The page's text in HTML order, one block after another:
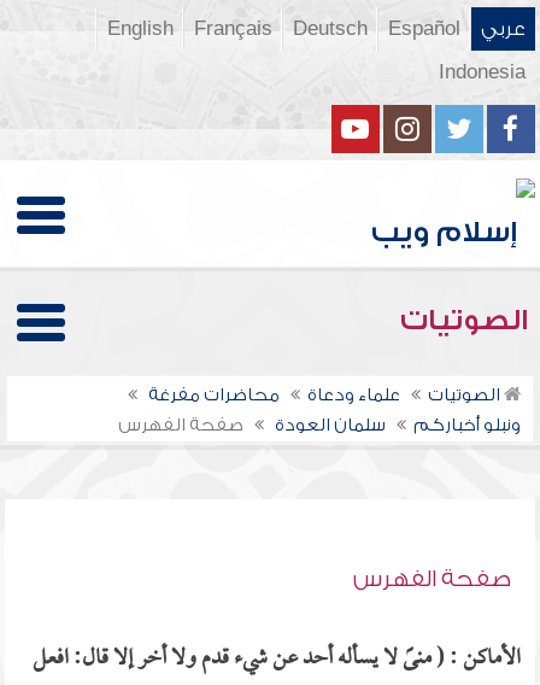
عربي Español
Deutsch
Français
English
Indonesia
الصوتيات
الصوتيات علماء ودعاة
محاضرات مفرغة
ونبلو أخباركم
سلمان العودة صفحة الفهرس
صفحة الفهرس
الأماكن : ( منىً لا يسأله أحد عن شيء قدم ولا أخر إلا قال: افعل